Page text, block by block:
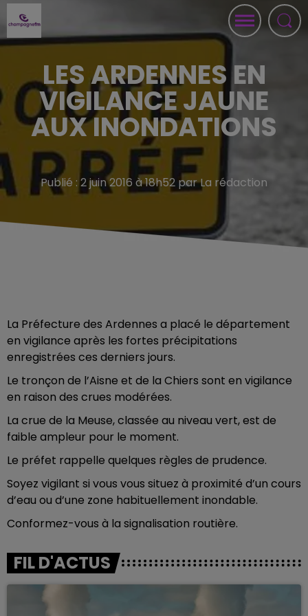
LES ARDENNES EN
VIGILANCE JAUNE
AUX INONDATIONS
Publié : 2 juin 2016 à 18h52 par La rédaction
La Préfecture des Ardennes a placé le département
en vigilance après les fortes précipitations
enregistrées ces derniers jours.
Le tronçon de l’Aisne et de la Chiers sont en vigilance
en raison des crues modérées.
La crue de la Meuse, classée au niveau vert, est de
faible ampleur pour le moment.
Le préfet rappelle quelques règles de prudence.
Soyez vigilant si vous vous situez à proximité d’un cours
d’eau ou d’une zone habituellement inondable.
Conformez-vous à la signalisation routière.
FIL D'ACTUS